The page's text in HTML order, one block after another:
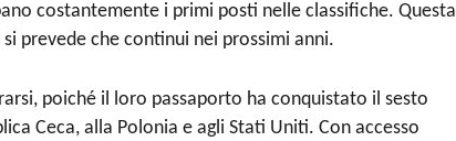
costantemente i primi posti nelle classifiche. Questa
prevede che continui nei prossimi anni.
poiché il loro passaporto ha conquistato il sesto
Ceca, alla Polonia e agli Stati Uniti. Con accesso